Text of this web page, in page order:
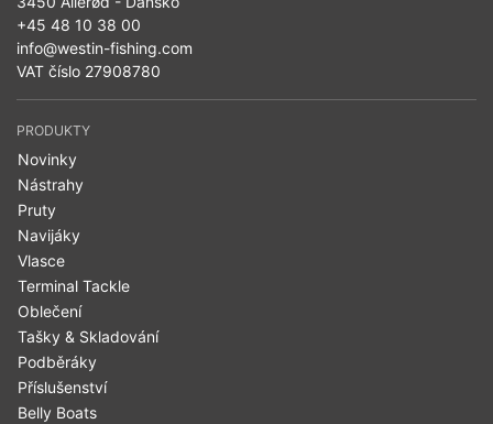
+45 48 10 38 00
info@westin-fishing.com
VAT číslo 27908780
PRODUKTY
Novinky
Nástrahy
Pruty
Navijáky
Vlasce
Terminal Tackle
Oblečení
Tašky & Skladování
Podběráky
Příslušenství
Belly Boats